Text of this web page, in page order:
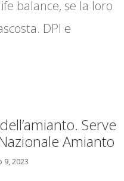
balance, se la loro
DPI e
Serve
Amianto
9, 2023